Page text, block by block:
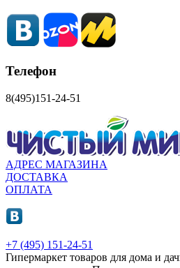
Телефон
8(495)151-24-51
АДРЕС МАГАЗИНА
ДОСТАВКА
ОПЛАТА
+7 (495) 151-24-51
Гипермаркет товаров для дома и